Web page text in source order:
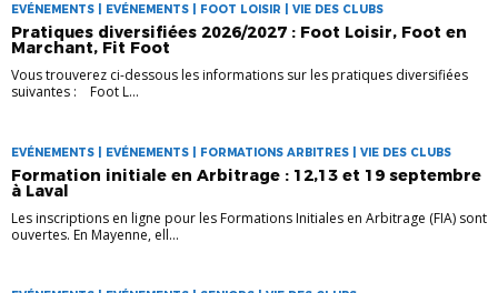
EVÉNEMENTS | EVÉNEMENTS | FOOT LOISIR | VIE DES CLUBS
Pratiques diversifiées 2026/2027 : Foot Loisir, Foot en
Marchant, Fit Foot
Vous trouverez ci-dessous les informations sur les pratiques diversifiées
suivantes : Foot L...
EVÉNEMENTS | EVÉNEMENTS | FORMATIONS ARBITRES | VIE DES CLUBS
Formation initiale en Arbitrage : 12,13 et 19 septembre
à Laval
Les inscriptions en ligne pour les Formations Initiales en Arbitrage (FIA) sont
ouvertes. En Mayenne, ell...